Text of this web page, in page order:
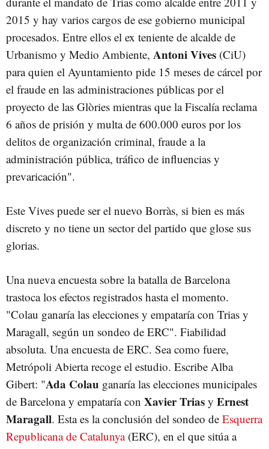
2015 y hay varios cargos de ese gobierno municipal
procesados. Entre ellos el ex teniente de alcalde de
Urbanismo y Medio Ambiente, Antoni Vives (CiU)
para quien el Ayuntamiento pide 15 meses de cárcel por
el fraude en las administraciones públicas por el
proyecto de las Glòries mientras que la Fiscalía reclama
6 años de prisión y multa de 600.000 euros por los
delitos de organización criminal, fraude a la
administración pública, tráfico de influencias y
prevaricación".
Este Vives puede ser el nuevo Borràs, si bien es más
discreto y no tiene un sector del partido que glose sus
glorias.
Una nueva encuesta sobre la batalla de Barcelona
trastoca los efectos registrados hasta el momento.
"Colau ganaría las elecciones y empataría con Trias y
Maragall, según un sondeo de ERC". Fiabilidad
absoluta. Una encuesta de ERC. Sea como fuere,
Metrópoli Abierta recoge el estudio. Escribe Alba
Gibert: "Ada Colau ganaría las elecciones municipales
de Barcelona y empataría con Xavier Trias y Ernest
Maragall. Esta es la conclusión del sondeo de Esquerra
Republicana de Catalunya(ERC), en el que sitúa a